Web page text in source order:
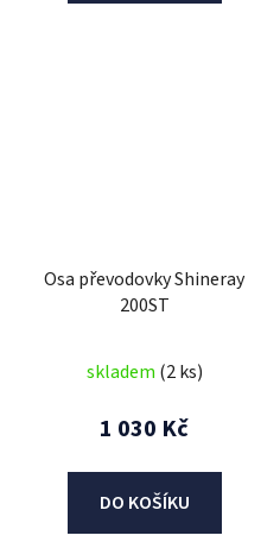
Osa převodovky Shineray
200ST
skladem (2 ks)
1 030 Kč
DO KOŠÍKU